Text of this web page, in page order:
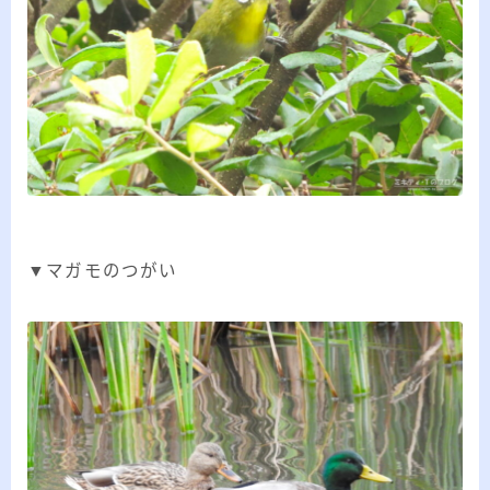
▼マガモのつがい